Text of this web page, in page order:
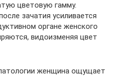
цветовую гамму.
зачатия усиливается
органе женского
видоизменяя цвет
женщина ощущает